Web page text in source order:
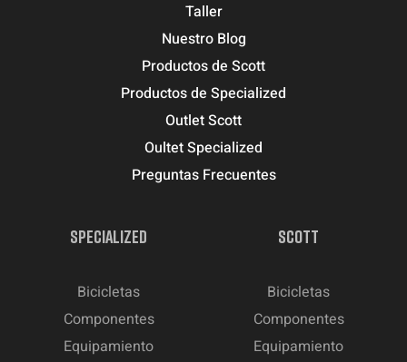
Taller
Nuestro Blog
Productos de Scott
Productos de Specialized
Outlet Scott
Oultet Specialized
Preguntas Frecuentes
SPECIALIZED
Bicicletas
Componentes
Equipamiento
SCOTT
Bicicletas
Componentes
Equipamiento